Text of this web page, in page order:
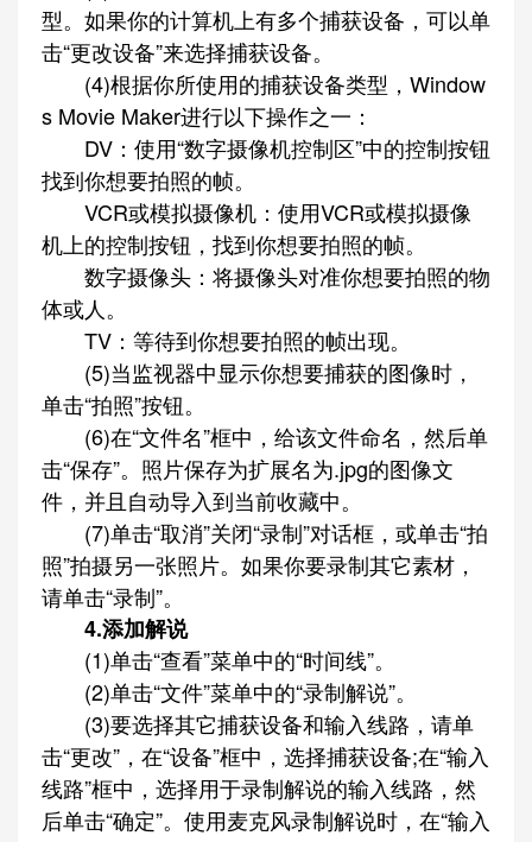
型。如果你的计算机上有多个捕获设备，可以单
击“更改设备”来选择捕获设备。
(4)根据你所使用的捕获设备类型，Window
s Movie Maker进行以下操作之一：
DV：使用“数字摄像机控制区”中的控制按钮
找到你想要拍照的帧。
VCR或模拟摄像机：使用VCR或模拟摄像
机上的控制按钮，找到你想要拍照的帧。
数字摄像头：将摄像头对准你想要拍照的物
体或人。
TV：等待到你想要拍照的帧出现。
(5)当监视器中显示你想要捕获的图像时，
单击“拍照”按钮。
(6)在“文件名”框中，给该文件命名，然后单
击“保存”。照片保存为扩展名为.jpg的图像文
件，并且自动导入到当前收藏中。
(7)单击“取消”关闭“录制”对话框，或单击“拍
照”拍摄另一张照片。如果你要录制其它素材，
请单击“录制”。
4.添加解说
(1)单击“查看”菜单中的“时间线”。
(2)单击“文件”菜单中的“录制解说”。
(3)要选择其它捕获设备和输入线路，请单
击“更改”，在“设备”框中，选择捕获设备;在“输入
线路”框中，选择用于录制解说的输入线路，然
后单击“确定”。使用麦克风录制解说时，在“输入